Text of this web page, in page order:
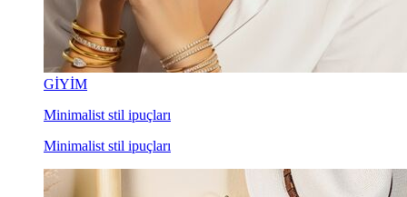
GİYİM
Minimalist stil ipuçları
Minimalist stil ipuçları